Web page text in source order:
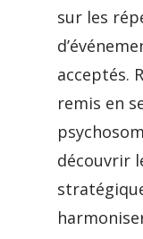
sur les
acceptés.
remis en
découvrir